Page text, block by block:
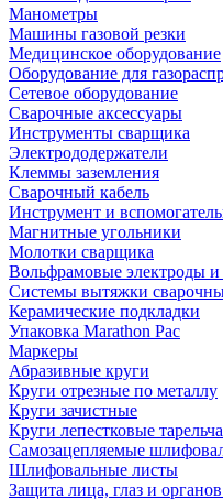
Манометры
Машины газовой резки
Медицинское оборудование
Оборудование для
Сетевое оборудование
Сварочные аксессуары
Инструменты сварщика
Электрододержатели
Клеммы заземления
Сварочный кабель
Инструмент и
Магнитные угольники
Молотки сварщика
Вольфрамовые электроды и
Системы вытяжки
Керамические подкладки
Упаковка Marathon Pac
Маркеры
Абразивные круги
Круги отрезные по металлу
Круги зачистные
Круги лепестковые
Самозацепляемые
Шлифовальные листы
Защита лица, глаз и